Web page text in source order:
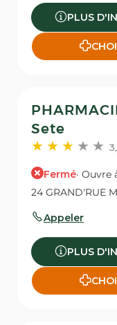
PLUS
Sete
Fermé· Ouvre
24 GRAND'RUE
Appeler
PLUS